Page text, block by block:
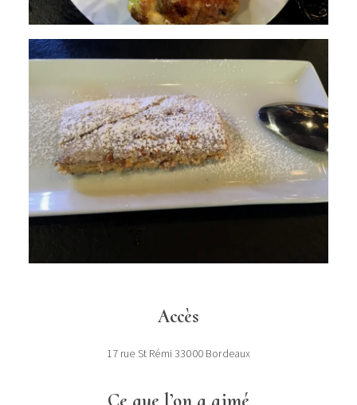
Accès
17 rue St Rémi 33000 Bordeaux
Ce que l’on a aimé